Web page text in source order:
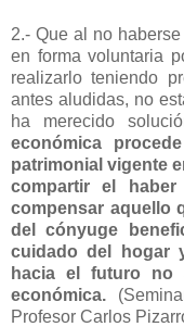
2.- Que al no
en forma voluntaria
realizarlo teniendo
antes aludidas, no
ha merecido
económica
patrimonial vigente
compartir el
compensar aquello
del cónyuge
cuidado del hogar
hacia el futuro no
económica.
Profesor Carlos